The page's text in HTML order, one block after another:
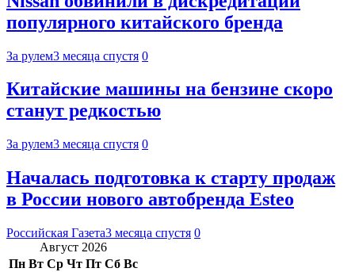
популярного китайского бренда
За рулем3 месяца спустя 0
Китайские машины на бензине скоро
станут редкостью
За рулем3 месяца спустя 0
Началась подготовка к старту продаж
в России нового автобренда Esteo
Российская Газета3 месяца спустя 0
Август 2026
Пн Вт Ср Чт Пт Сб Вс